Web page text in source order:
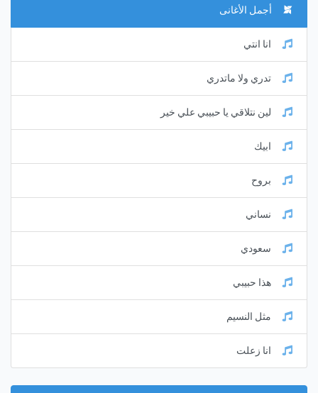
أجمل الأغانى
انا انتي
تدري ولا ماتدري
لين نتلاقي يا حبيبي علي خير
ابيك
بروح
نساني
سعودي
هذا حبيبي
مثل النسيم
انا زعلت